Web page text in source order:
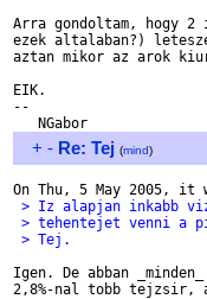
Arra gondoltam, hogy 2
ezek altalaban?)
aztan mikor az arok
EIK.
--
+ - Re: Tej (mind)
> Iz alapjan inkabb
> tehentejet venni a
> Tej.
Igen. De abban
2,8%-nal tobb tejzsir,